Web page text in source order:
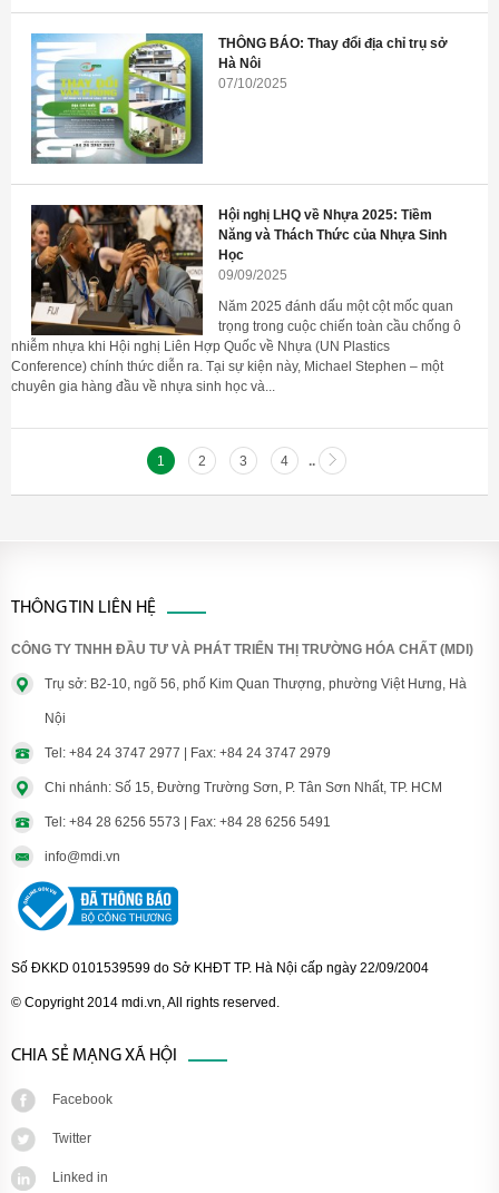
THÔNG BÁO: Thay đổi địa chỉ trụ sở
Hà Nôi
07/10/2025
Hội nghị LHQ về Nhựa 2025: Tiềm
Năng và Thách Thức của Nhựa Sinh
Học
09/09/2025
Năm 2025 đánh dấu một cột mốc quan
trọng trong cuộc chiến toàn cầu chống ô
nhiễm nhựa khi Hội nghị Liên Hợp Quốc về Nhựa (UN Plastics
Conference) chính thức diễn ra. Tại sự kiện này, Michael Stephen – một
chuyên gia hàng đầu về nhựa sinh học và...
1 2 3 4 ..
THÔNG TIN LIÊN HỆ
CÔNG TY TNHH ĐẦU TƯ VÀ PHÁT TRIỂN THỊ TRƯỜNG HÓA CHẤT (MDI)
Trụ sở: B2-10, ngõ 56, phố Kim Quan Thượng, phường Việt Hưng, Hà
Nội
Tel: +84 24 3747 2977 | Fax: +84 24 3747 2979
Chi nhánh: Số 15, Đường Trường Sơn, P. Tân Sơn Nhất, TP. HCM
Tel: +84 28 6256 5573 | Fax: +84 28 6256 5491
info@mdi.vn
Số ĐKKD 0101539599 do Sở KHĐT TP. Hà Nội cấp ngày 22/09/2004
© Copyright 2014 mdi.vn, All rights reserved.
CHIA SẺ MẠNG XÃ HỘI
Facebook
Twitter
Linked in